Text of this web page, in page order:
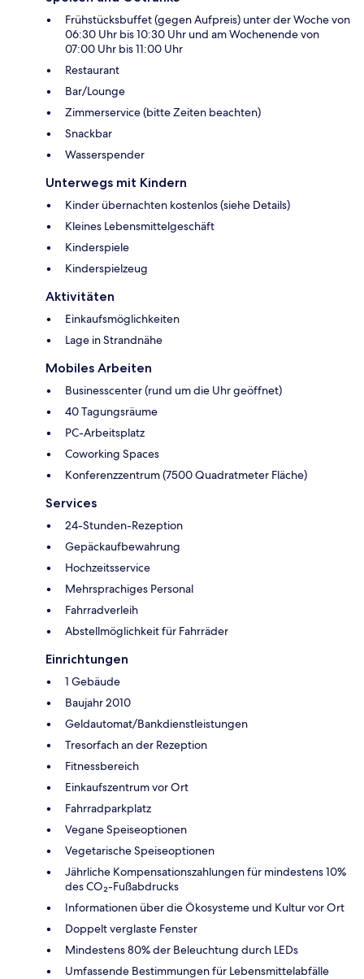
Frühstücksbuffet (gegen Aufpreis) unter der Woche von
06:30 Uhr bis 10:30 Uhr und am Wochenende von
07:00 Uhr bis 11:00 Uhr
Restaurant
Bar/Lounge
Zimmerservice (bitte Zeiten beachten)
Snackbar
Wasserspender
Unterwegs mit Kindern
Kinder übernachten kostenlos (siehe Details)
Kleines Lebensmittelgeschäft
Kinderspiele
Kinderspielzeug
Aktivitäten
Einkaufsmöglichkeiten
Lage in Strandnähe
Mobiles Arbeiten
Businesscenter (rund um die Uhr geöffnet)
40 Tagungsräume
PC-Arbeitsplatz
Coworking Spaces
Konferenzzentrum (7500 Quadratmeter Fläche)
Services
24-Stunden-Rezeption
Gepäckaufbewahrung
Hochzeitsservice
Mehrsprachiges Personal
Fahrradverleih
Abstellmöglichkeit für Fahrräder
Einrichtungen
1 Gebäude
Baujahr 2010
Geldautomat/Bankdienstleistungen
Tresorfach an der Rezeption
Fitnessbereich
Einkaufszentrum vor Ort
Fahrradparkplatz
Vegane Speiseoptionen
Vegetarische Speiseoptionen
Jährliche Kompensationszahlungen für mindestens 10%
des CO₂-Fußabdrucks
Informationen über die Ökosysteme und Kultur vor Ort
Doppelt verglaste Fenster
Mindestens 80% der Beleuchtung durch LEDs
Umfassende Bestimmungen für Lebensmittelabfälle